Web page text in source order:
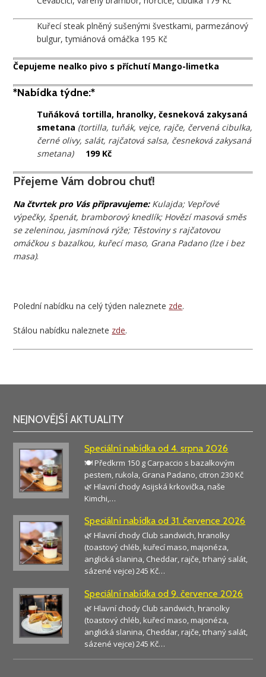
Kuřecí steak plněný sušenými švestkami, parmezánový
bulgur, tymiánová omáčka 195 Kč
Čepujeme nealko pivo s příchutí Mango-limetka
*Nabídka týdne:*
Tuňáková tortilla, hranolky, česneková zakysaná
smetana (tortilla, tuňák, vejce, rajče, červená cibulka,
černé olivy, salát, rajčatová salsa, česneková zakysaná
smetana) 199 Kč
Přejeme Vám dobrou chuť!
Na čtvrtek pro Vás připravujeme: Kulajda; Vepřové
výpečky, špenát, bramborový knedlík; Hovězí masová směs
se zeleninou, jasmínová rýže; Těstoviny s rajčatovou
omáčkou s bazalkou, kuřecí maso, Grana Padano (lze i bez
masa).
Polední nabídku na celý týden naleznete zde.
Stálou nabídku naleznete zde.
NEJNOVĚJŠÍ AKTUALITY
Speciální nabídka od 4. srpna 2026
🍽️ Předkrm 150 g Carpaccio s bazalkovým
pestem, rukola, Grana Padano, citron 230 Kč
🌿 Hlavní chody Asijská krkovička, naše
Kimchi,…
Speciální nabídka od 31. července 2026
🌿 Hlavní chody Club sandwich, hranolky
(toastový chléb, kuřecí maso, majonéza,
anglická slanina, Cheddar, rajče, trhaný salát,
sázené vejce) 245 Kč…
Speciální nabídka od 9. července 2026
🌿 Hlavní chody Club sandwich, hranolky
(toastový chléb, kuřecí maso, majonéza,
anglická slanina, Cheddar, rajče, trhaný salát,
sázené vejce) 245 Kč…